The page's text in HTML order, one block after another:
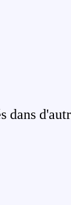
dans